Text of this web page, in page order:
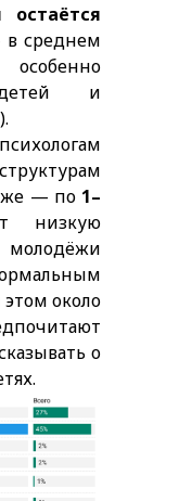
среднем
и
— по 1–
низкую
около
о